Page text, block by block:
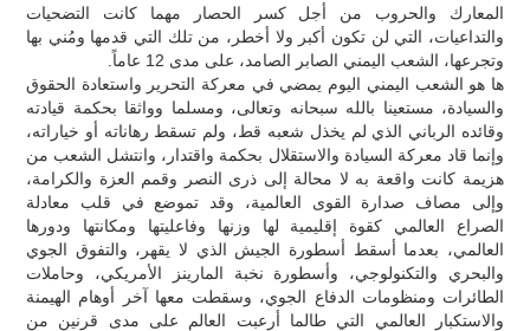
المعارك والحروب من أجل كسر الحصار مهما كانت التضحيات
والتداعيات، التي لن تكون أكبر ولا أخطر، من تلك التي قدمها ومُني بها
وتجرعها، الشعب اليمني الصابر الصامد، على مدى 12 عاماً.
ها هو الشعب اليمني اليوم يمضي في معركة التحرير واستعادة الحقوق
والسيادة، مستعينا بالله سبحانه وتعالى، ومسلما وواثقا بحكمة قيادته
وقائده الرباني الذي لم يخذل شعبه قط، ولم تسقط رهاناته أو خياراته،
وإنما قاد معركة السيادة والاستقلال بحكمة واقتدار، وانتشل الشعب من
هزيمة كانت واقعة به لا محالة إلى ذرى النصر وقمم العزة والكرامة،
وإلى مصاف صدارة القوى العالمية، وقد تموضع في قلب معادلة
الصراع العالمي كقوة إقليمية لها وزنها وفاعليتها ومكانتها ودورها
العالمي، بعدما أسقط أسطورة الجيش الذي لا يقهر، والتفوق الجوي
والبحري والتكنولوجي، وأسطورة نخبة المارينز الأمريكي، وحاملات
الطائرات ومنظومات الدفاع الجوي، وسقطت معها آخر أوهام الهيمنة
والاستكبار العالمي التي طالما أرعبت العالم على مدى قرنين من